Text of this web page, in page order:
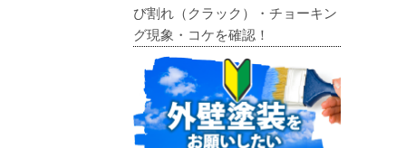
び割れ（クラック）・チョーキン
グ現象・コケを確認！